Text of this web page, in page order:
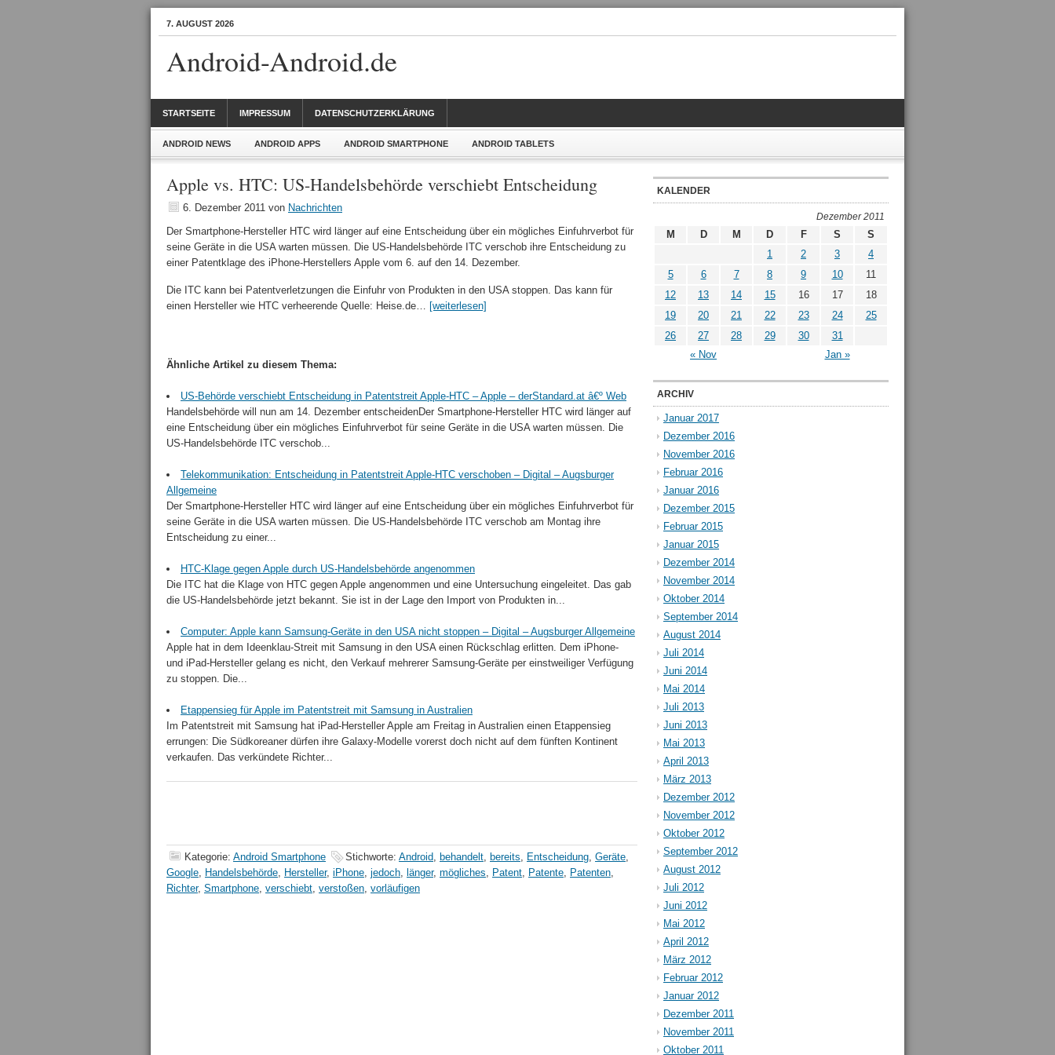
7. AUGUST 2026
Android-Android.de
STARTSEITE IMPRESSUM DATENSCHUTZERKLÄRUNG
ANDROID NEWS ANDROID APPS ANDROID SMARTPHONE ANDROID TABLETS
Apple vs. HTC: US-Handelsbehörde verschiebt Entscheidung
6. Dezember 2011 von Nachrichten
Der Smartphone-Hersteller HTC wird länger auf eine Entscheidung über ein mögliches Einfuhrverbot für
seine Geräte in die USA warten müssen. Die US-Handelsbehörde ITC verschob ihre Entscheidung zu
einer Patentklage des iPhone-Herstellers Apple vom 6. auf den 14. Dezember.
Die ITC kann bei Patentverletzungen die Einfuhr von Produkten in den USA stoppen. Das kann für
einen Hersteller wie HTC verheerende Quelle: Heise.de… [weiterlesen]
Ähnliche Artikel zu diesem Thema:
US-Behörde verschiebt Entscheidung in Patentstreit Apple-HTC – Apple – derStandard.at â€º Web
Handelsbehörde will nun am 14. Dezember entscheidenDer Smartphone-Hersteller HTC wird länger auf
eine Entscheidung über ein mögliches Einfuhrverbot für seine Geräte in die USA warten müssen. Die
US-Handelsbehörde ITC verschob...
Telekommunikation: Entscheidung in Patentstreit Apple-HTC verschoben – Digital – Augsburger
Allgemeine
Der Smartphone-Hersteller HTC wird länger auf eine Entscheidung über ein mögliches Einfuhrverbot für
seine Geräte in die USA warten müssen. Die US-Handelsbehörde ITC verschob am Montag ihre
Entscheidung zu einer...
HTC-Klage gegen Apple durch US-Handelsbehörde angenommen
Die ITC hat die Klage von HTC gegen Apple angenommen und eine Untersuchung eingeleitet. Das gab
die US-Handelsbehörde jetzt bekannt. Sie ist in der Lage den Import von Produkten in...
Computer: Apple kann Samsung-Geräte in den USA nicht stoppen – Digital – Augsburger Allgemeine
Apple hat in dem Ideenklau-Streit mit Samsung in den USA einen Rückschlag erlitten. Dem iPhone-
und iPad-Hersteller gelang es nicht, den Verkauf mehrerer Samsung-Geräte per einstweiliger Verfügung
zu stoppen. Die...
Etappensieg für Apple im Patentstreit mit Samsung in Australien
Im Patentstreit mit Samsung hat iPad-Hersteller Apple am Freitag in Australien einen Etappensieg
errungen: Die Südkoreaner dürfen ihre Galaxy-Modelle vorerst doch nicht auf dem fünften Kontinent
verkaufen. Das verkündete Richter...
Kategorie: Android Smartphone Stichworte: Android, behandelt, bereits, Entscheidung, Geräte,
Google, Handelsbehörde, Hersteller, iPhone, jedoch, länger, mögliches, Patent, Patente, Patenten,
Richter, Smartphone, verschiebt, verstoßen, vorläufigen
KALENDER
Dezember 2011
M D M D F S S
« Nov Jan »
1 2 3
4
5
6 7 8 9 10
11
12
13 14 15 16 17
18
19
20 21 22 23 24
25
26
27 28 29 30 31
ARCHIV
Januar 2017
Dezember 2016
November 2016
Februar 2016
Januar 2016
Dezember 2015
Februar 2015
Januar 2015
Dezember 2014
November 2014
Oktober 2014
September 2014
August 2014
Juli 2014
Juni 2014
Mai 2014
Juli 2013
Juni 2013
Mai 2013
April 2013
März 2013
Dezember 2012
November 2012
Oktober 2012
September 2012
August 2012
Juli 2012
Juni 2012
Mai 2012
April 2012
März 2012
Februar 2012
Januar 2012
Dezember 2011
November 2011
Oktober 2011